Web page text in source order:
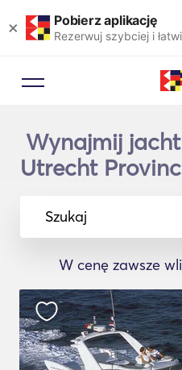
× Pobierz aplikację
Rezerwuj szybciej i
Wynajmij
Utrecht
Szukaj
W cenę zawsze